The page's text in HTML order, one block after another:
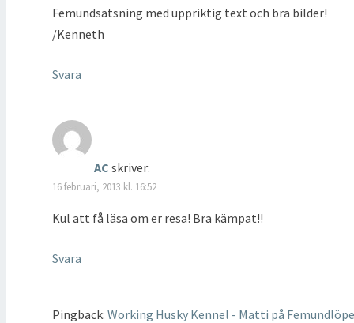
Femundsatsning med uppriktig text och bra bilder!
/Kenneth
Svara
AC skriver:
16 februari, 2013 kl. 16:52
Kul att få läsa om er resa! Bra kämpat!!
Svara
Pingback: Working Husky Kennel - Matti på